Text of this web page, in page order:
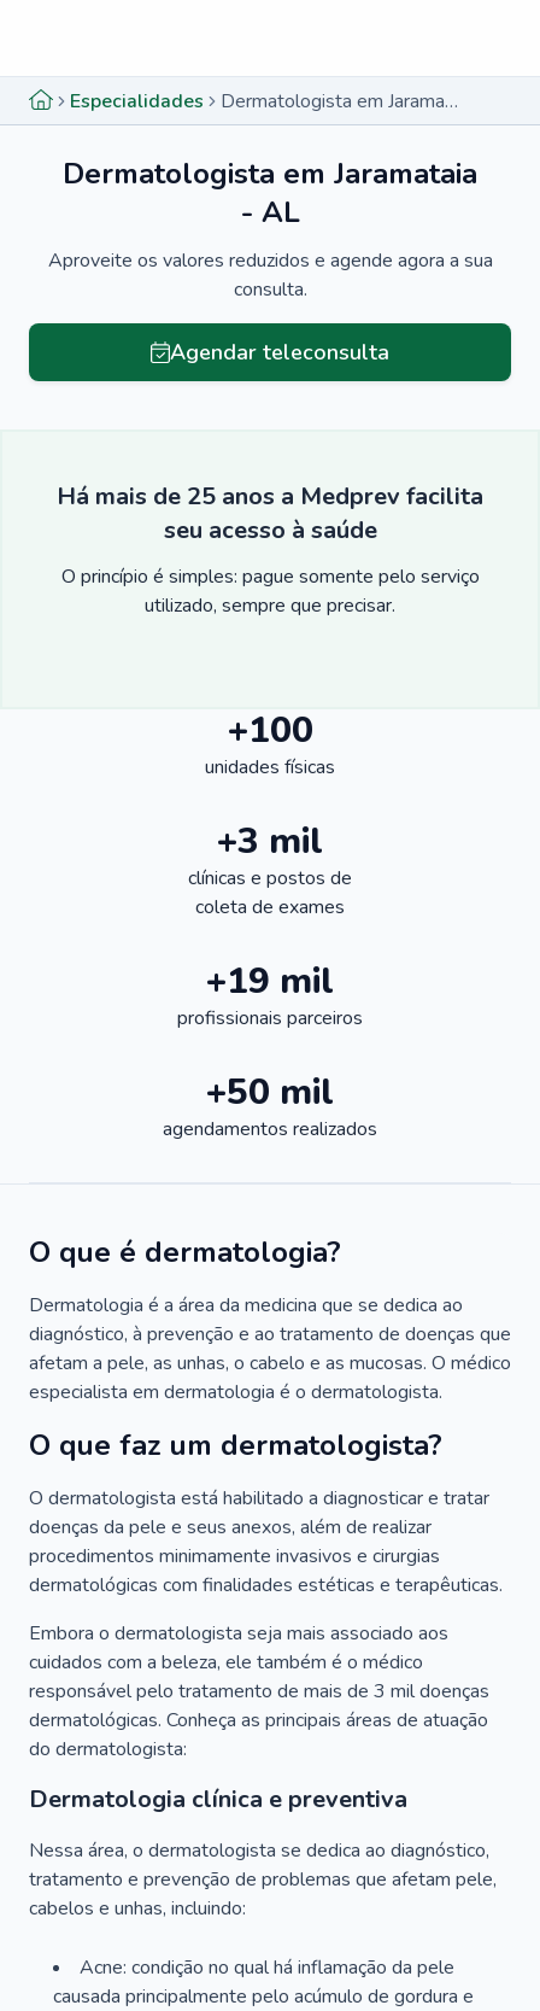
Especialidades Dermatologista em Jaramataia - AL
Dermatologista em Jaramataia
- AL
Aproveite os valores reduzidos e agende agora a sua
consulta.
Agendar teleconsulta
Há mais de 25 anos a Medprev facilita
seu acesso à saúde
O princípio é simples: pague somente pelo serviço
utilizado, sempre que precisar.
+100
unidades físicas
+3 mil
clínicas e postos de
coleta de exames
+19 mil
profissionais parceiros
+50 mil
agendamentos realizados
O que é dermatologia?
Dermatologia é a área da medicina que se dedica ao
diagnóstico, à prevenção e ao tratamento de doenças que
afetam a pele, as unhas, o cabelo e as mucosas. O médico
especialista em dermatologia é o dermatologista.
O que faz um dermatologista?
O dermatologista está habilitado a diagnosticar e tratar
doenças da pele e seus anexos, além de realizar
procedimentos minimamente invasivos e cirurgias
dermatológicas com finalidades estéticas e terapêuticas.
Embora o dermatologista seja mais associado aos
cuidados com a beleza, ele também é o médico
responsável pelo tratamento de mais de 3 mil doenças
dermatológicas. Conheça as principais áreas de atuação
do dermatologista:
Dermatologia clínica e preventiva
Nessa área, o dermatologista se dedica ao diagnóstico,
tratamento e prevenção de problemas que afetam pele,
cabelos e unhas, incluindo:
Acne: condição no qual há inflamação da pele
causada principalmente pelo acúmulo de gordura e